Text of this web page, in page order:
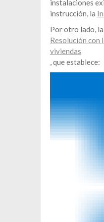
instalaciones
instrucción, la
Por otro lado, la
Resolución con
viviendas
, que establece: